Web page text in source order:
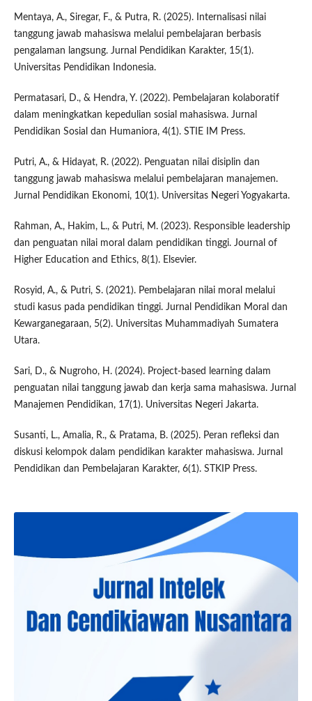
Mentaya, A., Siregar, F., & Putra, R. (2025). Internalisasi nilai
tanggung jawab mahasiswa melalui pembelajaran berbasis
pengalaman langsung. Jurnal Pendidikan Karakter, 15(1).
Universitas Pendidikan Indonesia.
Permatasari, D., & Hendra, Y. (2022). Pembelajaran kolaboratif
dalam meningkatkan kepedulian sosial mahasiswa. Jurnal
Pendidikan Sosial dan Humaniora, 4(1). STIE IM Press.
Putri, A., & Hidayat, R. (2022). Penguatan nilai disiplin dan
tanggung jawab mahasiswa melalui pembelajaran manajemen.
Jurnal Pendidikan Ekonomi, 10(1). Universitas Negeri Yogyakarta.
Rahman, A., Hakim, L., & Putri, M. (2023). Responsible leadership
dan penguatan nilai moral dalam pendidikan tinggi. Journal of
Higher Education and Ethics, 8(1). Elsevier.
Rosyid, A., & Putri, S. (2021). Pembelajaran nilai moral melalui
studi kasus pada pendidikan tinggi. Jurnal Pendidikan Moral dan
Kewarganegaraan, 5(2). Universitas Muhammadiyah Sumatera
Utara.
Sari, D., & Nugroho, H. (2024). Project-based learning dalam
penguatan nilai tanggung jawab dan kerja sama mahasiswa. Jurnal
Manajemen Pendidikan, 17(1). Universitas Negeri Jakarta.
Susanti, L., Amalia, R., & Pratama, B. (2025). Peran refleksi dan
diskusi kelompok dalam pendidikan karakter mahasiswa. Jurnal
Pendidikan dan Pembelajaran Karakter, 6(1). STKIP Press.